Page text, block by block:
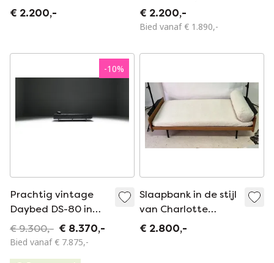
Waeckerlin voor
1950).
€ 2.200,-
Gottwald, jaren
1930
€ 2.200,-
Bied vanaf € 1.890,-
-10%
Prachtig vintage
Daybed DS-80 in
zeldzaam zwart
origineel leer van De
€ 9.300,- € 8.370,-
Bied vanaf € 7.875,-
Slaapbank in de stijl
van Charlotte
Perriand, jaren 1950
€ 2.800,-